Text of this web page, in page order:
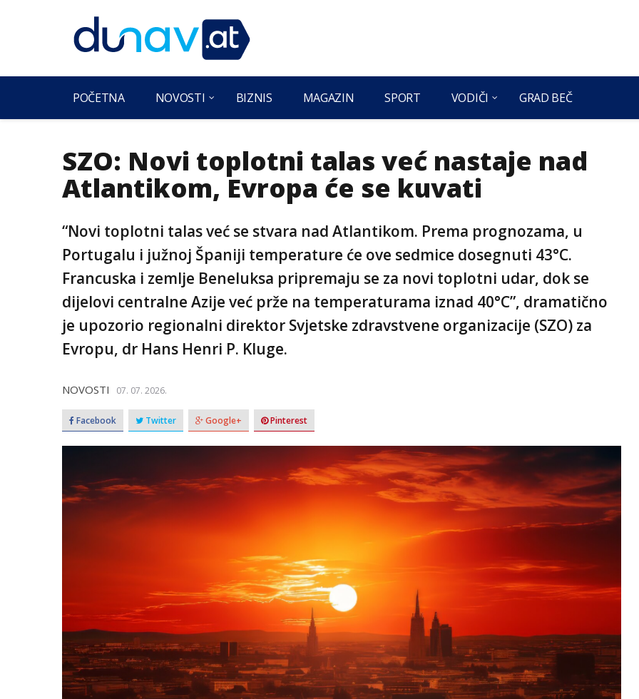
POČETNA NOVOSTI BIZNIS MAGAZIN SPORT VODIČI GRAD BEČ
SZO: Novi toplotni talas već nastaje nad
Atlantikom, Evropa će se kuvati
“Novi toplotni talas već se stvara nad Atlantikom. Prema prognozama, u
Portugalu i južnoj Španiji temperature će ove sedmice dosegnuti 43°C.
Francuska i zemlje Beneluksa pripremaju se za novi toplotni udar, dok se
dijelovi centralne Azije već prže na temperaturama iznad 40°C”, dramatično
je upozorio regionalni direktor Svjetske zdravstvene organizacije (SZO) za
Evropu, dr Hans Henri P. Kluge.
NOVOSTI 07. 07. 2026.
Facebook Twitter Google+ Pinterest